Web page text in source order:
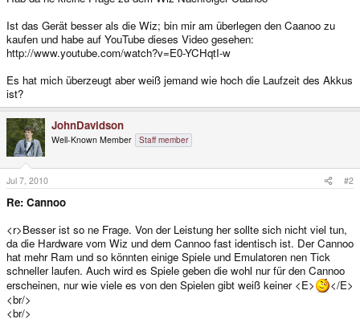
Ist das Gerät besser als die Wiz; bin mir am überlegen den Caanoo zu
kaufen und habe auf YouTube dieses Video gesehen:
http://www.youtube.com/watch?v=E0-YCHqtI-w
Es hat mich überzeugt aber weiß jemand wie hoch die Laufzeit des Akkus
ist?
JohnDavidson
Well-Known Member Staff member
Jul 7, 2010 #2
Re: Cannoo
<r>Besser ist so ne Frage. Von der Leistung her sollte sich nicht viel tun,
da die Hardware vom Wiz und dem Cannoo fast identisch ist. Der Cannoo
hat mehr Ram und so könnten einige Spiele und Emulatoren nen Tick
schneller laufen. Auch wird es Spiele geben die wohl nur für den Cannoo
erscheinen, nur wie viele es von den Spielen gibt weiß keiner <E>
</E>
<br/>
<br/>